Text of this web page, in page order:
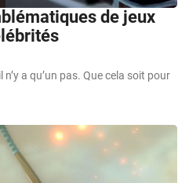
de jeux
a qu’un pas. Que cela soit pour